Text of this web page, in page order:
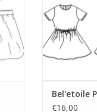
Bel'etoile
€16,00